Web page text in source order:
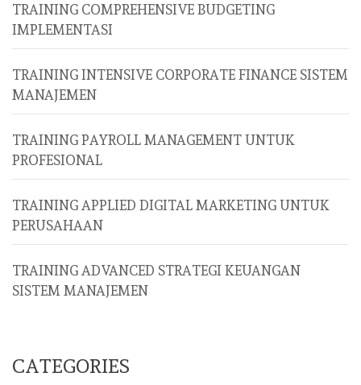
TRAINING COMPREHENSIVE BUDGETING
IMPLEMENTASI
TRAINING INTENSIVE CORPORATE FINANCE SISTEM
MANAJEMEN
TRAINING PAYROLL MANAGEMENT UNTUK
PROFESIONAL
TRAINING APPLIED DIGITAL MARKETING UNTUK
PERUSAHAAN
TRAINING ADVANCED STRATEGI KEUANGAN
SISTEM MANAJEMEN
CATEGORIES